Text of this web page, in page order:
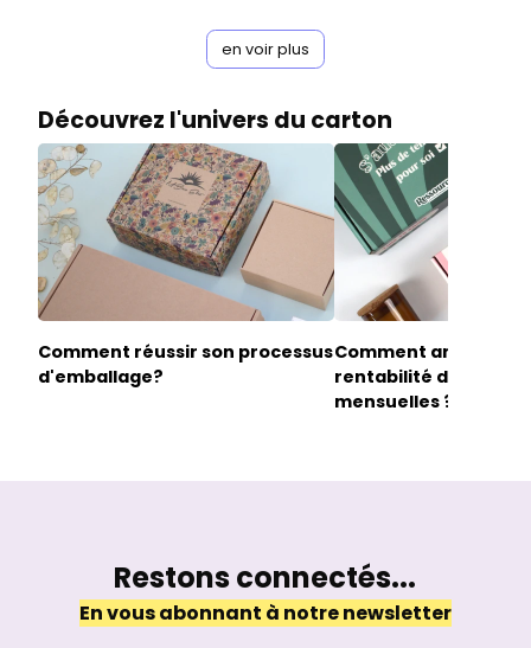
en voir plus
Découvrez l'univers du carton
Comment réussir son processus
d'emballage?
Comment améliorer
rentabilité d'une box
mensuelles ?
Restons connectés...
En vous abonnant à notre newsletter